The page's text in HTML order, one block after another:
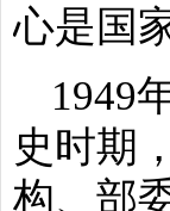
心是国
1949
史时期
构、部